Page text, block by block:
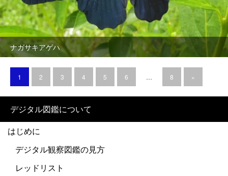
ナガサキアゲハ
1 2 3 4 5 6 … 8 »
デジタル図鑑について
はじめに
デジタル観察図鑑の見方
レッドリスト